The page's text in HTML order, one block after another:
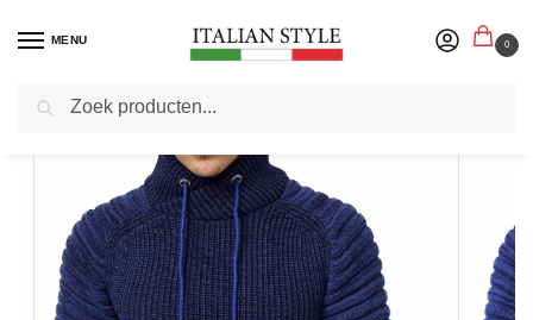
MENU 0
Home Herenmode / Truien sweaters vesten